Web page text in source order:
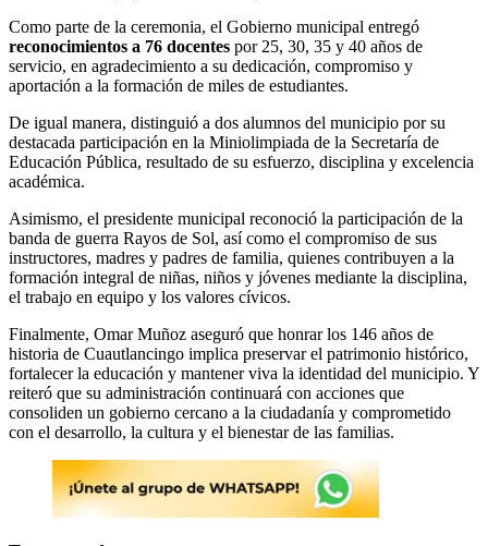
Como parte de la ceremonia, el Gobierno municipal entregó
reconocimientos a 76 docentes por 25, 30, 35 y 40 años de
servicio, en agradecimiento a su dedicación, compromiso y
aportación a la formación de miles de estudiantes.
De igual manera, distinguió a dos alumnos del municipio por su
destacada participación en la Miniolimpiada de la Secretaría de
Educación Pública, resultado de su esfuerzo, disciplina y excelencia
académica.
Asimismo, el presidente municipal reconoció la participación de la
banda de guerra Rayos de Sol, así como el compromiso de sus
instructores, madres y padres de familia, quienes contribuyen a la
formación integral de niñas, niños y jóvenes mediante la disciplina,
el trabajo en equipo y los valores cívicos.
Finalmente, Omar Muñoz aseguró que honrar los 146 años de
historia de Cuautlancingo implica preservar el patrimonio histórico,
fortalecer la educación y mantener viva la identidad del municipio. Y
reiteró que su administración continuará con acciones que
consoliden un gobierno cercano a la ciudadanía y comprometido
con el desarrollo, la cultura y el bienestar de las familias.